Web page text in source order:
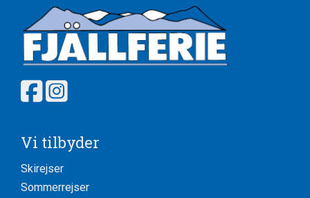
Vi tilbyder
Skirejser
Sommerrejser